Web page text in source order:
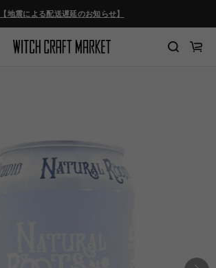
【地震による配送遅延のお知らせ】
カ